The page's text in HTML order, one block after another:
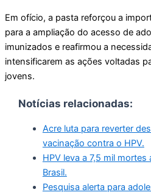
Em ofício, a pasta reforçou a
para a ampliação do acesso de
imunizados e reafirmou a
intensificarem as ações voltadas
jovens.
Notícias relacionadas:
Acre luta para reverter
vacinação contra o HPV.
HPV leva a 7,5 mil
Brasil.
Pesquisa alerta para